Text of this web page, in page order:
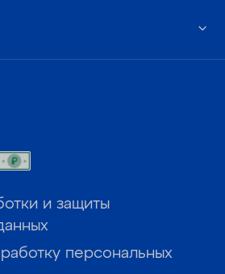
и защиты
персональных